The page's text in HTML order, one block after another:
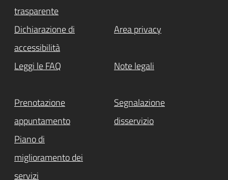
trasparente
Dichiarazione di
accessibilità
Area privacy
Leggi le FAQ Note legali
Prenotazione
appuntamento
Segnalazione
disservizio
Piano di
miglioramento dei
servizi